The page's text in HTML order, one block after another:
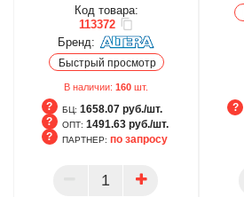
Код товара:
113372
Бренд:
Быстрый просмотр
В наличии: 160 шт.
БЦ: 1658.07 руб./шт.
ОПТ: 1491.63 руб./шт.
ПАРТНЕР
ПАРТНЕР: по запросу